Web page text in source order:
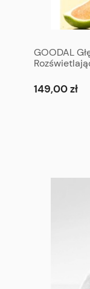
GOODAL
Care Serum
149,00 zł